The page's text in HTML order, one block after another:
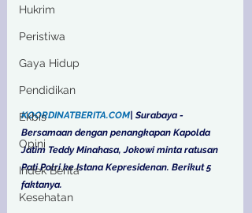
Hukrim
Peristiwa
Gaya Hidup
Pendidikan
Ekbis
Opini
Indek Berita
Kesehatan
KOORDINATBERITA.COM | Surabaya -
Bersamaan dengan penangkapan Kapolda
Jatim Teddy Minahasa, Jokowi minta ratusan
Pati Polri ke Istana Kepresidenan. Berikut 5
faktanya.